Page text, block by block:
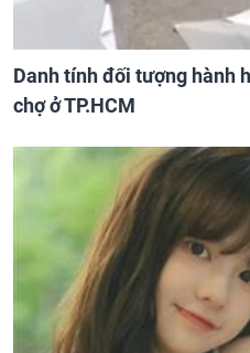
Danh tính đối tượng hành
chợ ở TP.HCM